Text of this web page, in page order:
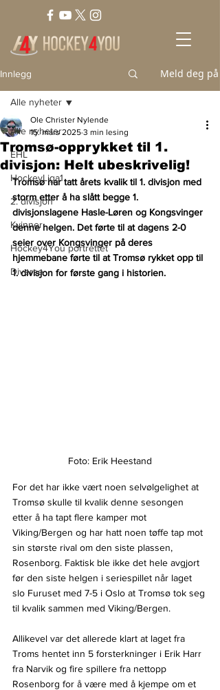
Innlegg Meld deg på
Alle nyheter
EHL
HockeyLiga1
2. divisjon
Kvinner
Hockey4You portrettet
Diverse
Alle nyheter
Tromsø-opprykket til 1.
divisjon: Helt ubeskrivelig!
Ole Christer Nylende
15. mars 2025 3 min lesing
Tromsø har tatt årets kvalik til 1. divisjon med
storm etter å ha slått begge 1.
divisjonslagene Hasle-Løren og Kongsvinger
denne helgen. Det førte til at dagens 2-0
seier over Kongsvinger på deres
hjemmebane førte til at Tromsø rykket opp til
1. divisjon for første gang i historien.
Foto: Erik Heestand
For det har ikke vært noen selvølgelighet at
Tromsø skulle til kvalik denne sesongen
etter å ha tapt flere kamper mot
Viking/Bergen og har hatt noen tøffe tap mot
sin største rival om den siste plassen,
Rosenborg. Faktisk ble ikke det hele avgjort
før den siste helgen i seriespillet når laget
slo Furuset med 7-5 i Oslo at Tromsø tok seg
til kvalik sammen med Viking/Bergen.
Allikevel var det allerede klart at laget fra
Troms hentet inn 5 forsterkninger i Erik Harr
fra Narvik og fire spillere fra nettopp
Rosenborg for å være med å kjempe om et